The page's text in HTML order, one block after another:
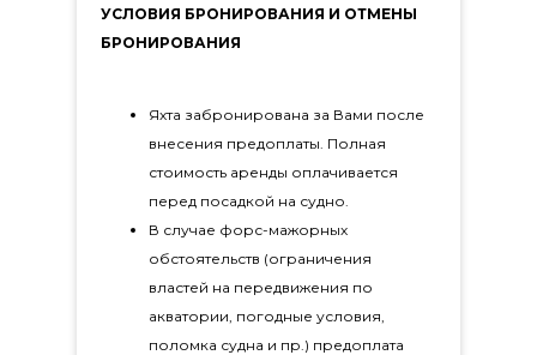
УСЛОВИЯ БРОНИРОВАНИЯ И ОТМЕНЫ
БРОНИРОВАНИЯ
Яхта забронирована за Вами после
внесения предоплаты. Полная
стоимость аренды оплачивается
перед посадкой на судно.
В случае форс-мажорных
обстоятельств (ограничения
властей на передвижения по
акватории, погодные условия,
поломка судна и пр.) предоплата